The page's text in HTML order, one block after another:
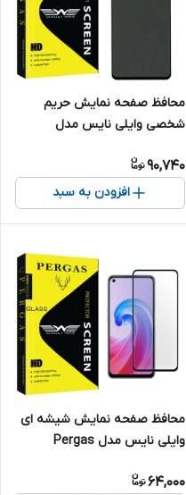
محافظ صفحه نمایش حریم
شخصی وایلی نایس مدل
موبایل شیائومی Poco X5 Pro
90,740
افزودن به سبد
محافظ صفحه نمایش شیشه ای
وایلی نایس مدل Pergas
A96
64,000